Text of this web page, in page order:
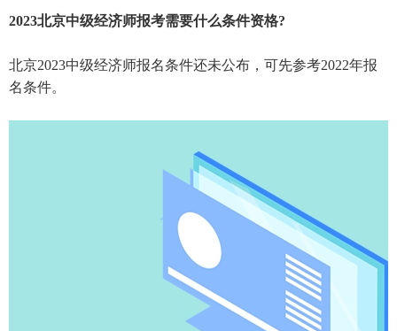
2023北京中级经济师报考需要什么条件资格?
北京2023中级经济师报名条件还未公布，可先参考2022年报
名条件。